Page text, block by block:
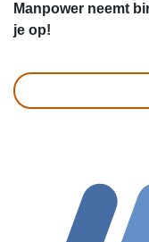
Manpower neemt
je op!